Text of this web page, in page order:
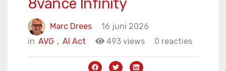
8vance Infinity
Marc Drees
16 juni 2026
in
AI Act
AVG , 493 views 0 reacties